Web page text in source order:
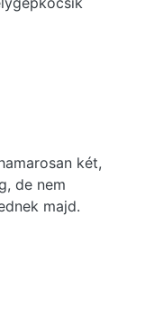
két,
de nem
majd.